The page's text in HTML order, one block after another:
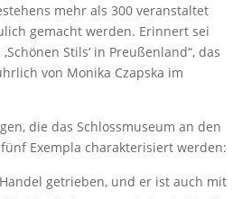
mehr als 300 veranstaltet
gemacht werden. Erinnert sei
Stils‘ in Preußenland“, das
von Monika Czapska im
die das Schlossmuseum an den
Exempla charakterisiert werden:
getrieben, und er ist auch mit